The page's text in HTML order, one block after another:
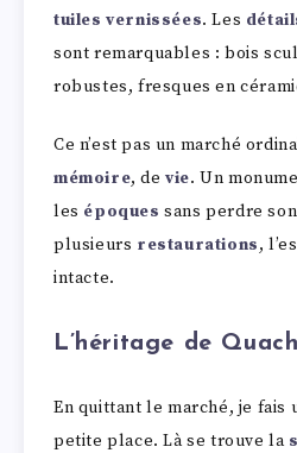
tuiles vernissées. Les
sont remarquables : bois
robustes, fresques en
Ce n’est pas un marché
mémoire, devie. Un
les époques sans perdre
plusieurs restaurations,
intacte.
L’héritage de
En quittant le marché, je fais
petite place. Là se trouve la